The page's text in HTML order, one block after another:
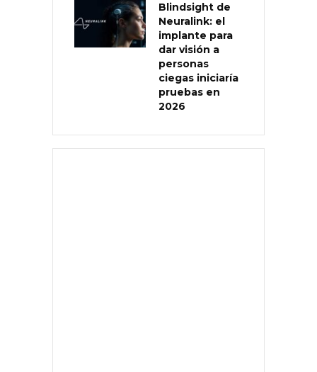
Blindsight de
Neuralink: el
implante para
dar visión a
personas
ciegas iniciaría
pruebas en
2026